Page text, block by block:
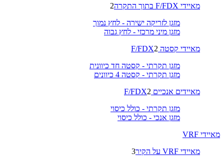
מאיידי F/FDX בתוך התקרה
2
מזגן לזריקה ישירה - לחץ נמוך
מזגן מיני מרכזי - לחץ גבוה
מאיידי קסטה F/FDX 2
מזגן תקרתי - קסטה חד כיוונית
מזגן תקרתי - קסטה 4 כיוונים
מאיידים אנכיים F/FDX 2
מזגן תקרתי - כולל כיסוי
מזגן אנכי - כולל כיסוי
מאיידי VRF
מאיידי VRF על הקיר
3